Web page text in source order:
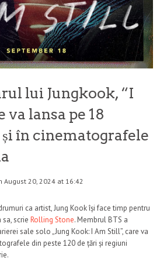
lui Jungkook, “I
va lansa pe 18
în cinematografele
August 20, 2024 at 16:42
ca artist, Jung Kook își face timp pentru
scrie Rolling Stone. Membrul BTS a
sale solo „Jung Kook: I Am Still”, care va
din peste 120 de țări și regiuni